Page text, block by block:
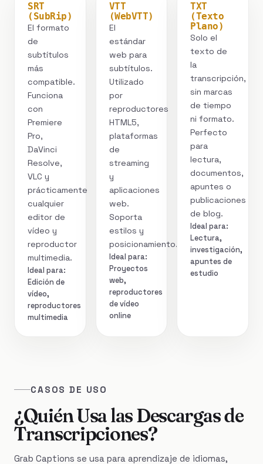
SRT
(SubRip)
El formato
de
subtítulos
más
compatible.
Funciona
con
Premiere
Pro,
DaVinci
Resolve,
VLC y
prácticamente
cualquier
editor de
vídeo y
reproductor
multimedia.
Ideal para:
Edición de
vídeo,
reproductores
multimedia
VTT
(WebVTT)
El
estándar
web para
subtítulos.
Utilizado
por
reproductores
HTML5,
plataformas
de
streaming
y
aplicaciones
web.
Soporta
estilos y
posicionamiento.
Ideal para:
Proyectos
web,
reproductores
de vídeo
online
TXT
(Texto
Plano)
Solo el
texto de
la
transcripción,
sin marcas
de tiempo
ni formato.
Perfecto
para
lectura,
documentos,
apuntes o
publicaciones
de blog.
Ideal para:
Lectura,
investigación,
apuntes de
estudio
CASOS DE USO
¿Quién Usa las Descargas de
Transcripciones?
Grab Captions se usa para aprendizaje de idiomas,